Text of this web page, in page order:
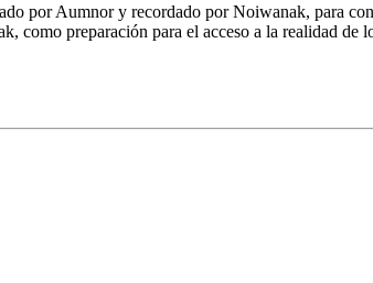
por Aumnor y recordado por Noiwanak, para
como preparación para el acceso a la realidad de